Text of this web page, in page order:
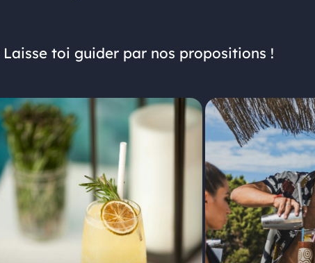
toi guider par nos propositions !